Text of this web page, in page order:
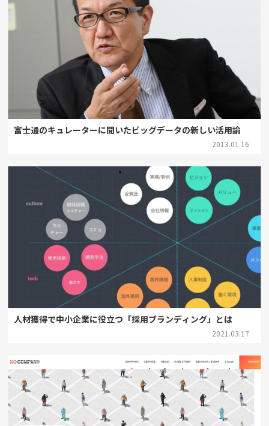
富士通のキュレーターに聞いたビッグデータの新しい活用論
2013.01.16
人材獲得で中小企業に役立つ「採用ブランディング」とは
2021.03.17